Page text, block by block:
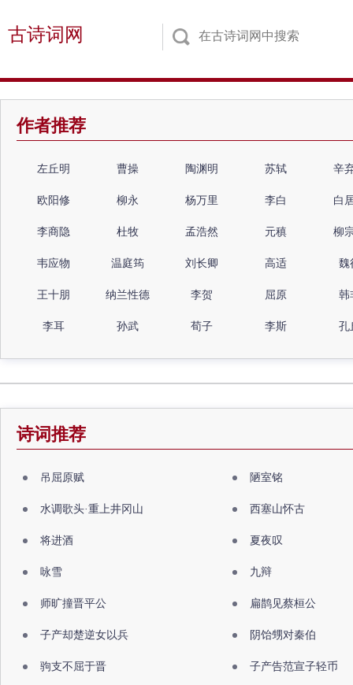
古诗词网
作者推荐
左丘明 曹操 陶渊明 苏轼 辛
欧阳修 柳永 杨万里 李白 白
李商隐 杜牧 孟浩然 元稹 柳
韦应物 温庭筠 刘长卿 高适 魏
王十朋 纳兰性德 李贺 屈原 韩
李耳 孙武 荀子 李斯 孔
诗词推荐
吊屈原赋 陋室铭
水调歌头·重上井冈山 西塞山怀古
将进酒 夏夜叹
咏雪 九辩
师旷撞晋平公 扁鹊见蔡桓公
子产却楚逆女以兵 阴饴甥对秦伯
驹支不屈于晋 子产告范宣子轻币